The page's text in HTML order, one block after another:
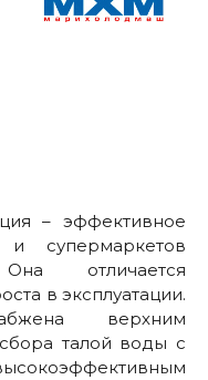
– эффективное
супермаркетов
отличается
в эксплуатации.
верхним
талой воды с